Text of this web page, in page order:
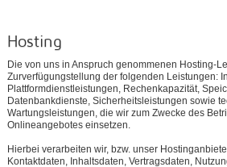
Hosting
Die von uns in Anspruch genommenen Hosting-
Zurverfügungstellung der folgenden Leistungen:
Plattformdienstleistungen, Rechenkapazität,
Datenbankdienste, Sicherheitsleistungen sowie
Wartungsleistungen, die wir zum Zwecke des
Onlineangebotes einsetzen.
Hierbei verarbeiten wir, bzw. unser
Kontaktdaten, Inhaltsdaten, Vertragsdaten,